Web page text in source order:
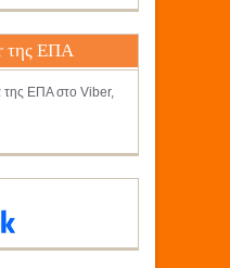
της ΕΠΑ
της ΕΠΑ στο Viber,